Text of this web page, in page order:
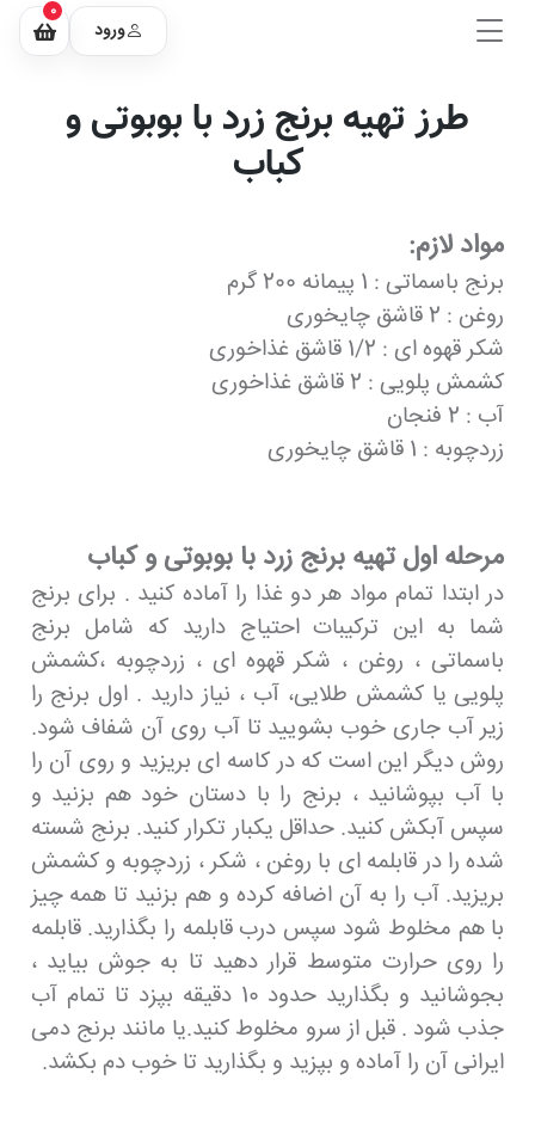
ورود
0
طرز تهیه برنج زرد با بوبوتی و
کباب
مواد لازم:
برنج باسماتی : 1 پیمانه 200 گرم
روغن : 2 قاشق چایخوری
شکر قهوه ای : 1/2 قاشق غذاخوری
کشمش پلویی : 2 قاشق غذاخوری
آب : 2 فنجان
زردچوبه : 1 قاشق چایخوری
مرحله اول تهیه برنج زرد با بوبوتی و کباب
در ابتدا تمام مواد هر دو غذا را آماده کنید . برای برنج
شما به این ترکیبات احتیاج دارید که شامل برنج
باسماتی ، روغن ، شکر قهوه ای ، زردچوبه ،کشمش
پلویی یا کشمش طلایی، آب ، نیاز دارید . اول برنج را
زیر آب جاری خوب بشویید تا آب روی آن شفاف شود.
روش دیگر این است که در کاسه ای بریزید و روی آن را
با آب بپوشانید ، برنج را با دستان خود هم بزنید و
سپس آبکش کنید. حداقل یکبار تکرار کنید. برنج شسته
شده را در قابلمه ای با روغن ، شکر ، زردچوبه و کشمش
بریزید. آب را به آن اضافه کرده و هم بزنید تا همه چیز
با هم مخلوط شود سپس درب قابلمه را بگذارید. قابلمه
را روی حرارت متوسط ​​قرار دهید تا به جوش بیاید ،
بجوشانید و بگذارید حدود 10 دقیقه بپزد تا تمام آب
جذب شود . قبل از سرو مخلوط کنید.یا مانند برنج دمی
ایرانی آن را آماده و بپزید و بگذارید تا خوب دم بکشد.